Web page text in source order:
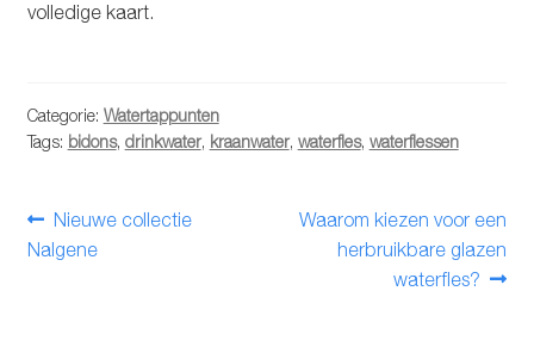
volledige kaart.
Categorie: Watertappunten
Tags: bidons, drinkwater, kraanwater, waterfles, waterflessen
Bericht
navigatie
Vorig
bericht:
Nieuwe collectie
Nalgene
Volgend
bericht:
Waarom kiezen voor een
herbruikbare glazen
waterfles?